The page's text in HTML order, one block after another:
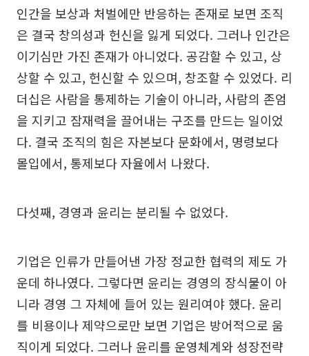
인간을 보상과 처벌에만 반응하는 존재로 보면 조직
은 결국 창의성과 헌신을 잃게 되었다. 그러나 인간은
이기심만 가진 존재가 아니었다. 공감할 수 있고, 상
상할 수 있고, 헌신할 수 있으며, 창조할 수 있었다. 리
더십은 사람을 통제하는 기술이 아니라, 사람의 존엄
을 지키고 잠재력을 끌어내는 구조를 만드는 일이었
다. 결국 조직의 힘은 자본보다 문화에서, 명령보다
몰입에서, 통제보다 자율에서 나왔다.
다섯째, 경영과 윤리는 분리될 수 없었다.
기업은 인류가 만들어낸 가장 정교한 협력의 제도 가
운데 하나였다. 그렇다면 윤리는 경영의 장식물이 아
니라 경영 그 자체에 들어 있는 원리여야 했다. 윤리
를 비용이나 제약으로만 보면 기업은 방어적으로 움
직이게 되었다. 그러나 윤리를 운영체계와 성장전략